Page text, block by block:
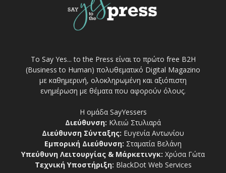
Το Say Yes... to the Press είναι το πρώτο free Β2Η
(Business to Human) πολυθεματικό Digital Magazino
με καθημερινή, ολοκληρωμένη και αξιόπιστη
ενημέρωση με θέματα που αφορούν όλους.
Η ομάδα SayYessers
Διεύθυνση: Κλειώ Στυλιαρά
Διεύθυνση Σύνταξης: Ευγενία Αντωνίου
Εμπορική Διεύθυνση: Σταματία Βελάνη
Υπεύθυνη Λειτουργίας & Μάρκετινγκ: Χρύσα Γώτα
Τεχνική Υποστήριξη: BlackDot Web Services